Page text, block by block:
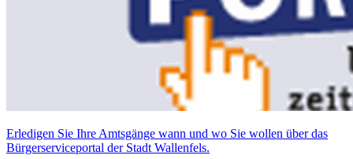
Erledigen Sie Ihre Amtsgänge wann und wo Sie wollen über das
Bürgerserviceportal der Stadt Wallenfels.